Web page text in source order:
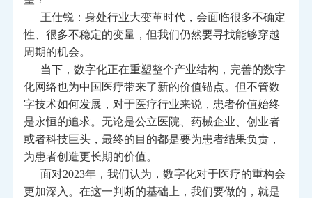
王仕锐：身处行业大变革时代，会面临很多不确定
性、很多不稳定的变量，但我们仍然要寻找能够穿越
周期的机会。
当下，数字化正在重塑整个产业结构，完善的数字
化网络也为中国医疗带来了新的价值锚点。但不管数
字技术如何发展，对于医疗行业来说，患者价值始终
是永恒的追求。无论是公立医院、药械企业、创业者
或者科技巨头，最终的目的都是要为患者结果负责，
为患者创造更长期的价值。
面对2023年，我们认为，数字化对于医疗的重构会
更加深入。在这一判断的基础上，我们要做的，就是